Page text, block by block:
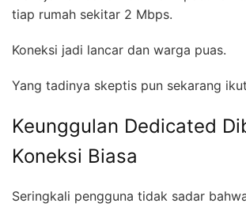
tiap rumah sekitar 2 Mbps.
Koneksi jadi lancar dan warga puas.
Yang tadinya skeptis pun sekarang
Keunggulan Dedicated
Koneksi Biasa
Seringkali pengguna tidak sadar